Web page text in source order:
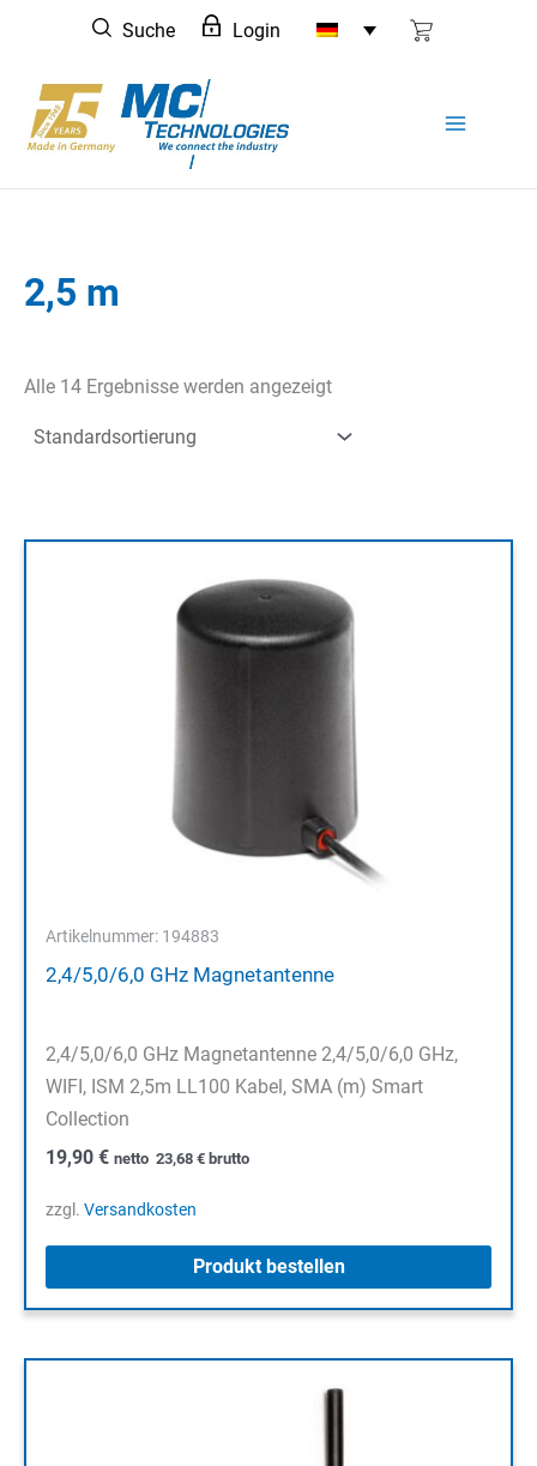
springen
Suche Login
2,5 m
Alle 14 Ergebnisse werden angezeigt
Artikelnummer: 194883
2,4/5,0/6,0 GHz Magnetantenne
2,4/5,0/6,0 GHz Magnetantenne 2,4/5,0/6,0 GHz,
WIFI, ISM 2,5m LL100 Kabel, SMA (m) Smart
Collection
19,90 € netto 23,68 € brutto
zzgl. Versandkosten
Produkt bestellen